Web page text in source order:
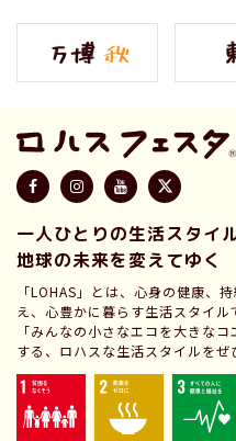
一人ひとりの生活スタイ
地球の未来を変えてゆく
「LOHAS」とは、心身の健康、
え、心豊かに暮らす生活スタイル
「みんなの小さなエコを大きな
する、ロハスな生活スタイルをぜ